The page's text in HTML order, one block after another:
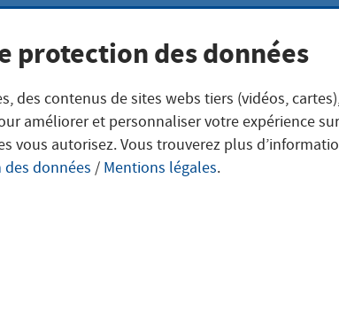
von
sowie mit der Leitung eines Betriebes oder
protection des données
des contenus de sites webs tiers (vidéos,
améliorer et personnaliser votre expérience
vous autorisez. Vous trouverez plus
données / Mentions légales.